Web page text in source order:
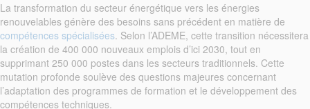
La transformation du secteur énergétique vers les énergies
renouvelables génère des besoins sans précédent en matière de
compétences spécialisées. Selon l’ADEME, cette transition nécessitera
la création de 400 000 nouveaux emplois d’ici 2030, tout en
supprimant 250 000 postes dans les secteurs traditionnels. Cette
mutation profonde soulève des questions majeures concernant
l’adaptation des programmes de formation et le développement des
compétences techniques.